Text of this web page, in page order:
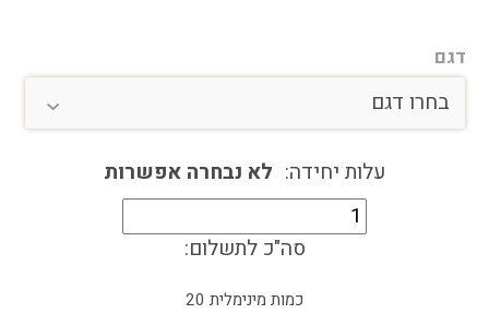
דגם
בחרו דגם
בחרו דגם
יהלום כחול
יהלום שחור
עלות יחידה: לא נבחרה אפשרות
כמות
של
סה"כ לתשלום:
כמות מינימלית 20